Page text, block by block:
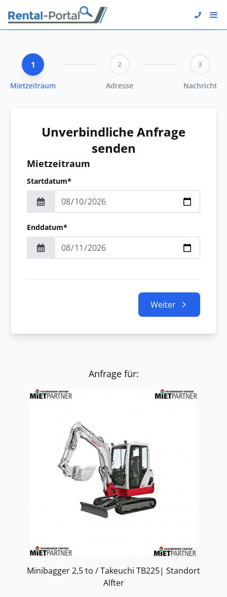
1
Mietzeitraum
2
Adresse
3
Nachricht
Unverbindliche Anfrage
senden
Mietzeitraum
Startdatum*
Enddatum*
Weiter
Anfrage für:
Minibagger 2,5 to / Takeuchi TB225| Standort
Alfter